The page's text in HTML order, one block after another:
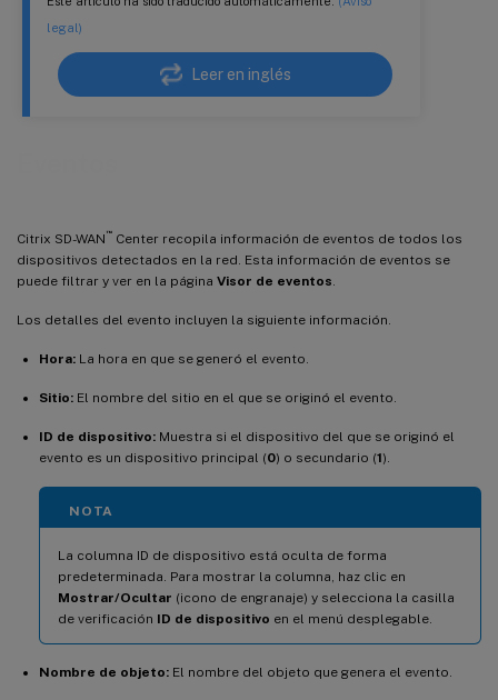
legal)
Leer en inglés
Citrix SD-WAN ™
Center recopila información de eventos de todos los
dispositivos detectados en la red. Esta información de eventos se
puede filtrar y ver en la página Visor de eventos
Los detalles del evento incluyen la siguiente información.
Hora: La hora en que se generó el evento.
Sitio: El nombre del sitio en el que se originó el evento.
ID de dispositivo: Muestra si el dispositivo del que se originó el
evento es un dispositivo principal (0) o secundario (1).
NOTA
La columna ID de dispositivo está oculta de forma
predeterminada. Para mostrar la columna, haz clic en
Mostrar/Ocultar (icono de engranaje) y selecciona la casilla
de verificación ID de dispositivo en el menú desplegable.
Nombre de objeto: El nombre del objeto que genera el evento.